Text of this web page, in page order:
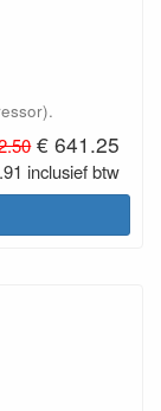
€ 641.25
inclusief btw